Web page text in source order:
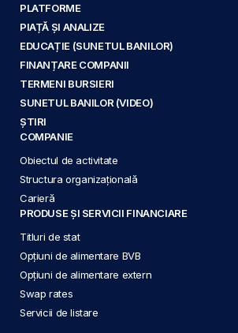
PLATFORME
PIAȚĂ ȘI ANALIZE
EDUCAȚIE (SUNETUL BANILOR)
FINANȚARE COMPANII
TERMENI BURSIERI
SUNETUL BANILOR (VIDEO)
ȘTIRI
COMPANIE
Obiectul de activitate
Structura organizațională
Carieră
PRODUSE ȘI SERVICII FINANCIARE
Titluri de stat
Opțiuni de alimentare BVB
Opțiuni de alimentare extern
Swap rates
Servicii de listare